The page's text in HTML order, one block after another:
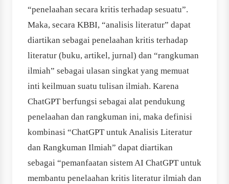
“penelaahan secara kritis terhadap sesuatu”.
Maka, secara KBBI, “analisis literatur” dapat
diartikan sebagai penelaahan kritis terhadap
literatur (buku, artikel, jurnal) dan “rangkuman
ilmiah” sebagai ulasan singkat yang memuat
inti keilmuan suatu tulisan ilmiah. Karena
ChatGPT berfungsi sebagai alat pendukung
penelaahan dan rangkuman ini, maka definisi
kombinasi “ChatGPT untuk Analisis Literatur
dan Rangkuman Ilmiah” dapat diartikan
sebagai “pemanfaatan sistem AI ChatGPT untuk
membantu penelaahan kritis literatur ilmiah dan